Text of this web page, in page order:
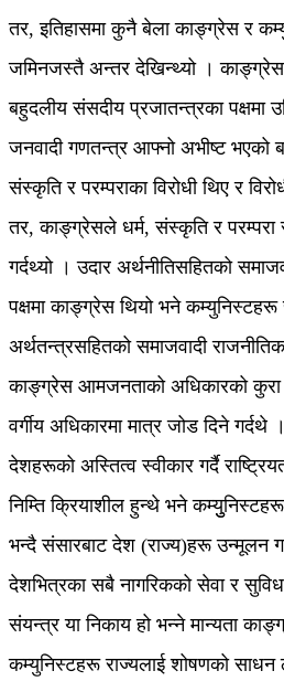
तर, इतिहासमा कुनै बेला काङ्ग्रेस र
जमिनजस्तै अन्तर देखिन्थ्यो ।
बहुदलीय संसदीय प्रजातन्त्रका पक्षमा
जनवादी गणतन्त्र आफ्नो अभीष्ट भएको
संस्कृति र परम्पराका विरोधी थिए र
तर, काङ्ग्रेसले धर्म, संस्कृति र परम्परा
गर्दथ्यो । उदार अर्थनीतिसहितको
पक्षमा काङ्ग्रेस थियो भने कम्युनिस्टहरू
अर्थतन्त्रसहितको समाजवादी
काङ्ग्रेस आमजनताको अधिकारको कुरा
वर्गीय अधिकारमा मात्र जोड दिने
देशहरूको अस्तित्व स्वीकार गर्दै
निम्ति क्रियाशील हुन्थे भने कम्युुनिस्टहरू
भन्दै संसारबाट देश (राज्य)हरू उन्मूलन
देशभित्रका सबै नागरिकको सेवा र
संयन्त्र या निकाय हो भन्ने मान्यता
कम्युनिस्टहरू राज्यलाई शोषणको साधन